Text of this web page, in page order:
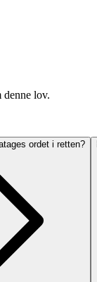
lov.
ordet i retten?